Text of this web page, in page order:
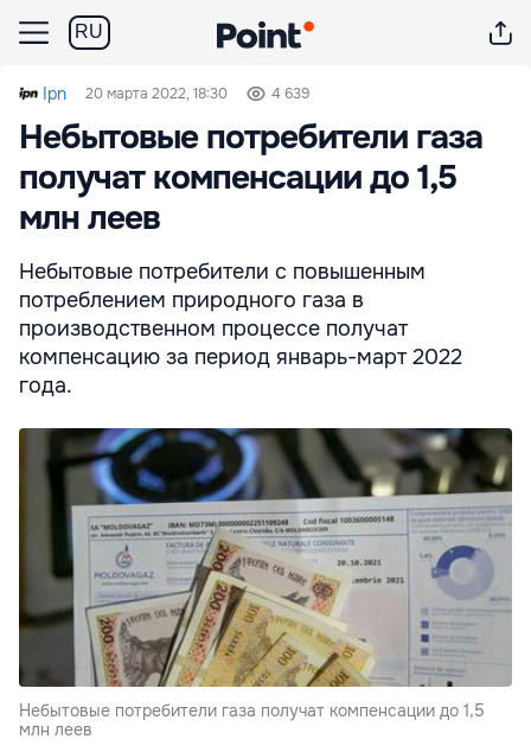
RU
Ipn 20 марта 2022, 18:30 4 639
Небытовые потребители газа
получат компенсации до 1,5
млн леев
Небытовые потребители с повышенным
потреблением природного газа в
производственном процессе получат
компенсацию за период январь-март 2022
года.
Небытовые потребители газа получат компенсации до 1,5
млн леев